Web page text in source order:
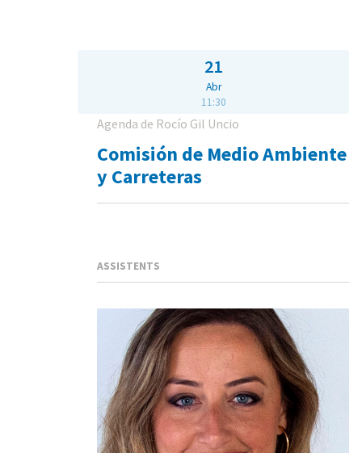
21
Abr
11:30
Agenda de Rocío Gil Uncio
Comisión de Medio Ambiente
y Carreteras
ASSISTENTS